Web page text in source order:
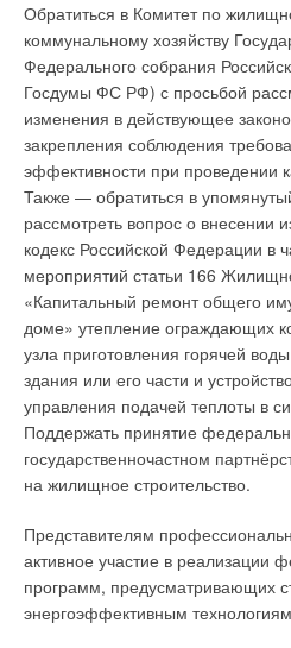
Обратиться в Комитет по
коммунальному хозяйству
Федерального собрания
Госдумы ФС РФ) с просьбой
изменения в действующее
закрепления соблюдения
эффективности при проведении
Также — обратиться в
рассмотреть вопрос о
кодекс Российской Федерации в
мероприятий статьи 166
«Капитальный ремонт общего
доме» утепление ограждающих
узла приготовления горячей
здания или его части и
управления подачей теплоты в
Поддержать принятие
государственночастном
на жилищное строительство.
Представителям
активное участие в
программ, предусматривающих
энергоэффективным